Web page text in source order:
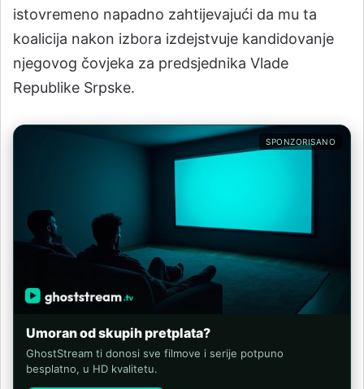
istovremeno napadno zahtijevajući da mu ta
koalicija nakon izbora izdejstvuje kandidovanje
njegovog čovjeka za predsjednika Vlade
Republike Srpske.
SPONZORISANO
Umoran od skupih pretplata?
GhostStream ti donosi sve filmove i serije potpuno
besplatno, u HD kvalitetu.